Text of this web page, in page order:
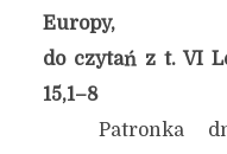
Europy,
do czytań z t. VI
15,1–8
Patronka